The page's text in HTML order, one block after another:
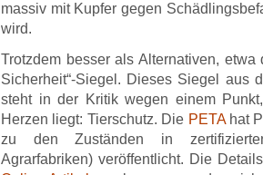
massiv mit Kupfer gegen
wird.
Trotzdem besser als Alternativen,
Sicherheit“-Siegel. Dieses Siegel aus
steht in der Kritik wegen einem
Herzen liegt: Tierschutz. Die PETAhat
zu den Zuständen in
Agrarfabriken) veröffentlicht. Die